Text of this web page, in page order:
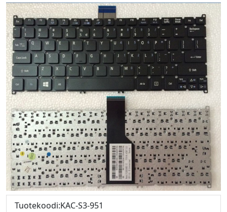
Tuotekoodi:KAC-S3-951